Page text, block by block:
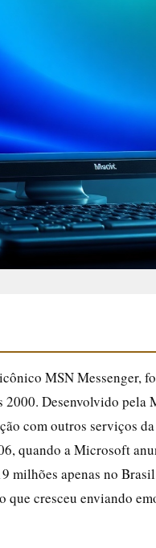
MSN Messenger,
2000. Desenvolvido
com outros serviços
quando a Microsoft
milhões apenas no
que cresceu enviando